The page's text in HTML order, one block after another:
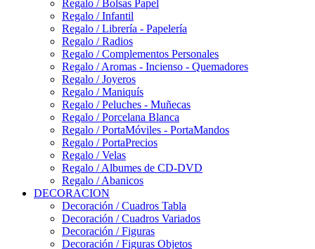
Regalo / Bolsas Papel
Regalo / Infantil
Regalo / Librería - Papelería
Regalo / Radios
Regalo / Complementos Personales
Regalo / Aromas - Incienso - Quemadores
Regalo / Joyeros
Regalo / Maniquís
Regalo / Peluches - Muñecas
Regalo / Porcelana Blanca
Regalo / PortaMóviles - PortaMandos
Regalo / PortaPrecios
Regalo / Velas
Regalo / Albumes de CD-DVD
Regalo / Abanicos
DECORACION
Decoración / Cuadros Tabla
Decoración / Cuadros Variados
Decoración / Figuras
Decoración / Figuras Objetos